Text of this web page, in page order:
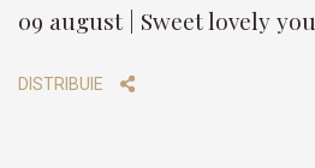
09 august | Sweet lovely you
DISTRIBUIE